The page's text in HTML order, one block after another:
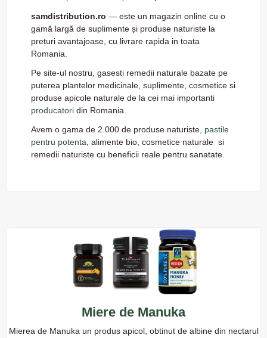
samdistribution.ro — este un magazin online cu o
gamă largă de suplimente și produse naturiste la
prețuri avantajoase, cu livrare rapida in toata
Romania.
Pe site-ul nostru, gasesti remedii naturale bazate pe
puterea plantelor medicinale, suplimente, cosmetice si
produse apicole naturale de la cei mai importanti
producatoridin Romania.
Avem o gama de 2.000 de produse naturiste, pastile
pentru potenta , alimente bio, cosmetice naturale si
remedii naturiste cu beneficii reale pentru sanatate.
Miere de Manuka
Mierea de Manuka un produs apicol, obtinut de albine din nectarul